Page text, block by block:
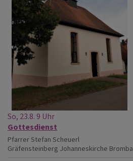
So, 23.8. 9 Uhr
Gottesdienst
Pfarrer Stefan Scheuerl
Gräfensteinberg Johanneskirche